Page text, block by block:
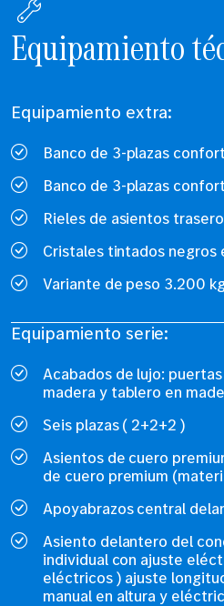
Equipamiento
Equipamiento serie:
Acabados de lujo:
madera y tablero en
Seis plazas ( 2+2+2 )
Asientos de cuero
de cuero premium
Apoyabrazos central
Asiento delantero del
individual con ajuste
eléctricos ) ajuste
manual en altura y
Equipamiento extra:
Banco de 3-plazas
Banco de 3-plazas
Rieles de asientos
Cristales tintados
Variante de peso 3.200 kg